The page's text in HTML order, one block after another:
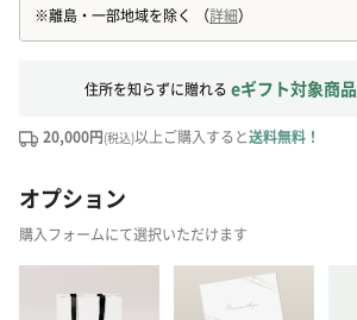
住所を知らずに贈れる eギフト対象商品
20,000円(税込)以上ご購入すると送料無料！
オプション
購入フォームにて選択いただけます